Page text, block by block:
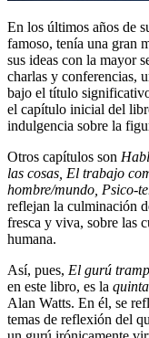
En los últimos años de
famoso, tenía una gran
sus ideas con la mayor
charlas y conferencias,
bajo el título
el capítulo inicial del
indulgencia sobre la
Otros capítulos son
las cosas, El trabajo
hombre/mundo, Psico-
reflejan la culminación
fresca y viva, sobre las
humana.
Así, pues, El gurú
en este libro, es la
Alan Watts. En él, se
temas de reflexión del